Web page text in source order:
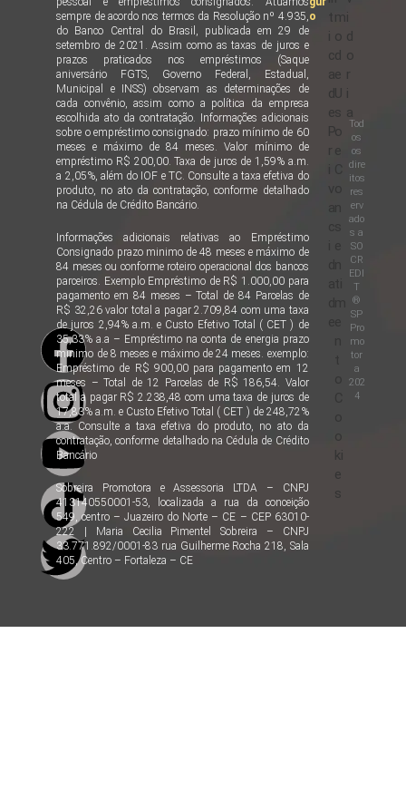
sempre de acordo nos termos da Resolução nº 4.935,
do Banco Central do Brasil, publicada em 29 de
setembro de 2021. Assim como as taxas de juros e
prazos praticados nos empréstimos (Saque
aniversário FGTS, Governo Federal, Estadual,
Municipal e INSS) observam as determinações de
cada convênio, assim como a política da empresa
escolhida ato da contratação. Informações adicionais
sobre o empréstimo consignado: prazo mínimo de 60
meses e máximo de 84 meses. Valor mínimo de
empréstimo R$ 200,00. Taxa de juros de 1,59% a.m.
a 2,05%, além do IOF e TC. Consulte a taxa efetiva do
produto, no ato da contratação, conforme detalhado
na Cédula de Crédito Bancário.
Informações adicionais relativas ao Empréstimo
Consignado prazo minimo de 48 meses e máximo de
84 meses ou conforme roteiro operacional dos bancos
parceiros. Exemplo Empréstimo de R$ 1.000,00 para
pagamento em 84 meses – Total de 84 Parcelas de
R$ 32,26 valor total a pagar 2.709,84 com uma taxa
de juros 2,94% a.m. e Custo Efetivo Total ( CET ) de
35,33% a.a – Empréstimo na conta de energia prazo
minimo de 8 meses e máximo de 24 meses. exemplo:
Empréstimo de R$ 900,00 para pagamento em 12
meses – Total de 12 Parcelas de R$ 186,54. Valor
total a pagar R$ 2.238,48 com uma taxa de juros de
17,83% a.m. e Custo Efetivo Total ( CET ) de 248,72%
a.a. Consulte a taxa efetiva do produto, no ato da
contratação, conforme detalhado na Cédula de Crédito
Bancário
Sobreira Promotora e Assessoria LTDA – CNPJ
413140550001-53, localizada a rua da conceição
549, centro – Juazeiro do Norte – CE – CEP 63010-
222 | Maria Cecilia Pimentel Sobreira – CNPJ
33.771.892/0001-83 rua Guilherme Rocha 218, Sala
405, Centro – Fortaleza – CE
o
i
c
a
d
e
P
r
m
o
d
e
U
s
o
e
o
ki
e
s
i
d
o
r
i
a
Tod
os
os
dire
itos
res
erv
ado
s a
SO
CR
EDI
T
®
SP
Pro
mo
tor
a
202
4